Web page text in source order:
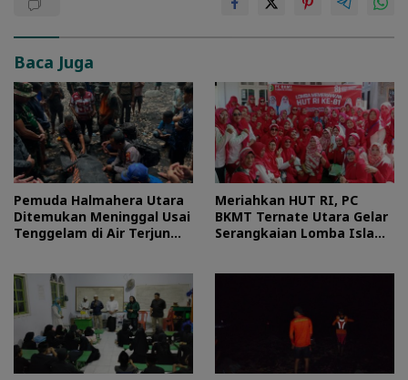
Baca Juga
Pemuda Halmahera Utara
Ditemukan Meninggal Usai
Tenggelam di Air Terjun
Meriahkan HUT RI, PC
BKMT Ternate Utara Gelar
Serangkaian Lomba Islami